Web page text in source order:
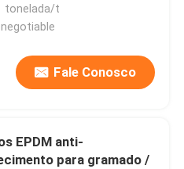
tonelada/t
Fale Conosco
EPDM anti-
para gramado /